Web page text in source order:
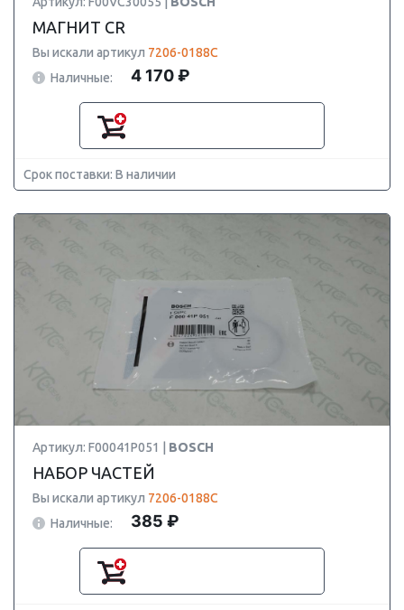
МАГНИТ CR
Вы искали артикул 7206-0188C
Наличные:
4 170 ₽
Срок поставки: В наличии
Артикул: F00041P051 | BOSCH
НАБОР ЧАСТЕЙ
Вы искали артикул 7206-0188C
Наличные:
385 ₽